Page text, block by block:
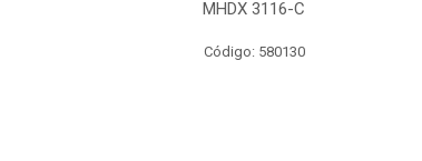
MHDX 3116-C
Código: 580130